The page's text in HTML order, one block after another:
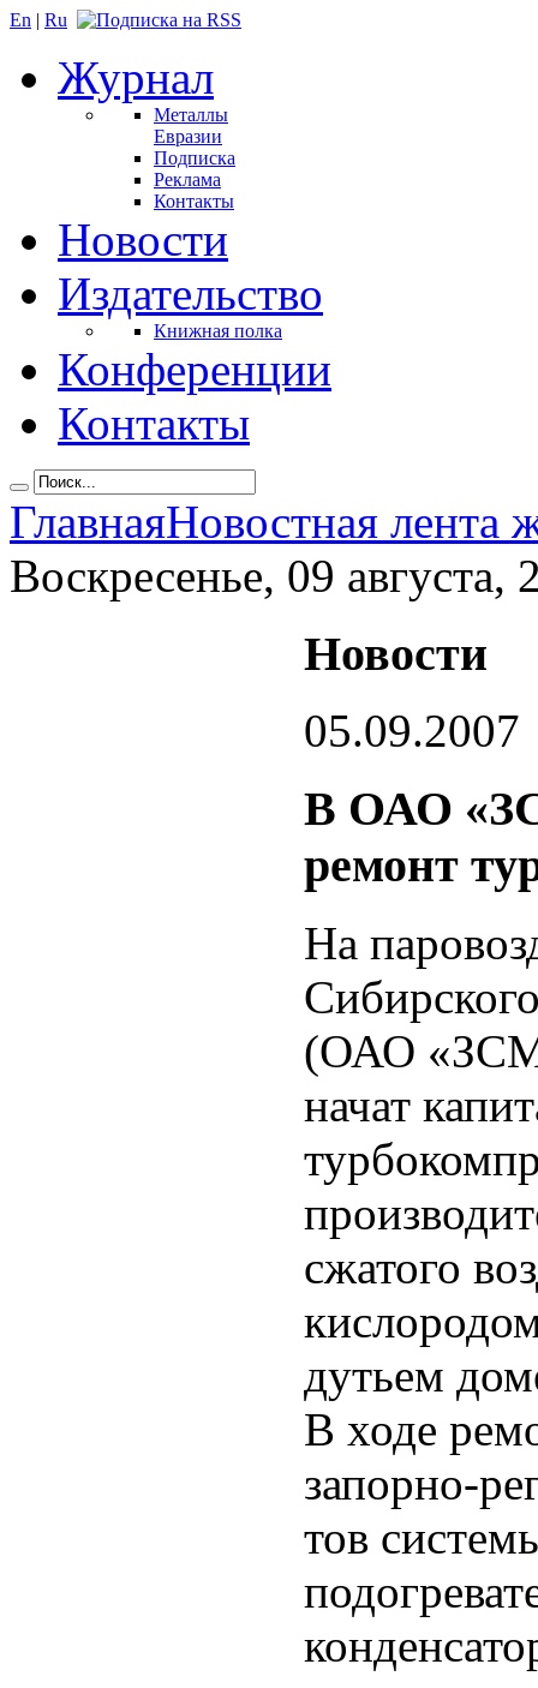
En | Ru
Журнал
Металлы
Евразии
Подписка
Реклама
Контакты
Новости
Издательство
Книжная полка
Конференции
Контакты
ГлавнаяНовостная лента
Воскресенье, 09 августа,
Новости
05.09.2007
В ОАО
ремонт
На
(ОАО
начат
сжатого
дутьем
В ходе
запорно-
тов